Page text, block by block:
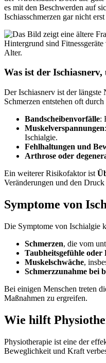
es mit den Beschwerden auf
Ischiasschmerzen gar nicht
Was ist der
Der Ischiasnerv ist der
Schmerzen entstehen oft
Bandscheibenvorfälle:
Muskelverspannungen
Ischialgie.
Fehlhaltungen und
Arthrose oder
Ein weiterer Risikofaktor ist
Veränderungen und den
Symptome von
Die Symptome von Ischialgie
Schmerzen, die vom
Taubheitsgefühle oder
Muskelschwäche,
Schmerzzunahme bei
Bei einigen Menschen treten
Maßnahmen zu ergreifen.
Wie hilft
Physiotherapie ist eine der
Beweglichkeit und Kraft